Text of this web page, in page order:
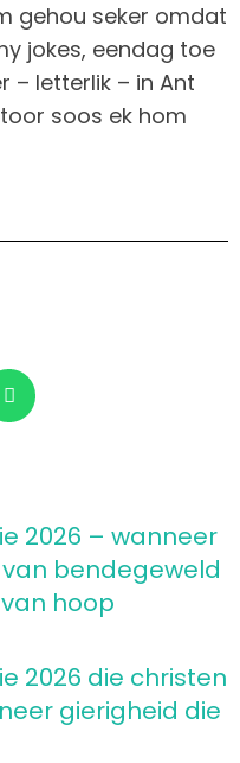
gehou seker omdat
jokes, eendag toe
– letterlik – in Ant
soos ek hom
2026 – wanneer
bendegeweld
hoop
2026 die christen
gierigheid die